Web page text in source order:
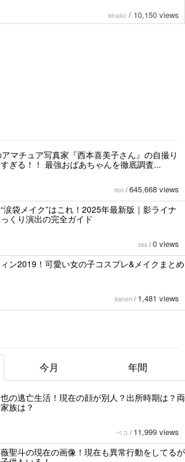
kinako / 10,150 views
マチュア写真家『西本喜美子さん』の自撮り
ぎる！！ 最強おばあちゃんを徹底調査...
rico / 645,668 views
涙袋メイク”はこれ！2025年最新版｜影ライナ
くり演出の完全ガイド
sss / 0 views
ン2019！可愛い女の子コスプレ&メイクまとめ
kanon / 1,481 views
今月 年間
の逃亡生活！現在の顔が別人？出所時期は？両
族は？
ペコ / 11,999 views
聖斗の現在の画像！現在も異常行動をしてるが